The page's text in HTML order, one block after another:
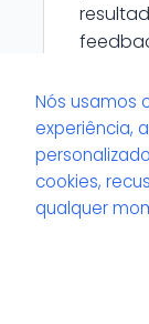
Quais
Nós usamos
experiência,
cookies,
qualquer